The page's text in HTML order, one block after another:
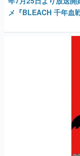
『BLEACH』アニメ
が2026年に放送決定